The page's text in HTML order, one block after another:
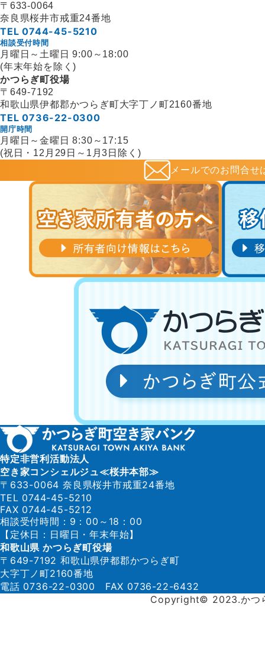
〒633-0064
奈良県桜井市戒重24番地
TEL 0744-45-5210
相談受付時間
月曜日～土曜日 9:00～18:00
(年末年始を除く)
かつらぎ町役場
〒649-7192
和歌山県伊都郡かつらぎ町 大字丁ノ町2160番地
TEL 0736-22-0300
開庁時間
月曜日～金曜日 8:30～17:15
(祝日・12月29日～1月3日除く)
メールでのお問合せ
特定非営利活動法人
空き家コンシェルジュ≪桜井本部≫
〒633-0064 奈良県桜井市戒重24番地
TEL 0744-45-5210
FAX 0744-45-5212
相談受付時間：9：00～18：00
【定休日：日曜日・年末年始】
和歌山県 かつらぎ町役場
〒649-7192 和歌山県伊都郡かつらぎ町
大字丁ノ町2160番地
電話 0736-22-0300 FAX 0736-22-6432
Copyright© 2023.かつ